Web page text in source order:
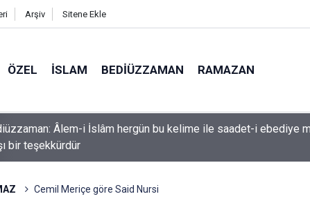
Arşiv Sitene Ekle
ÖZEL İSLAM BEDIÜZZAMAN RAMAZAN
etme ki, Allah da senden ihsanını kesmesin
Cemil Meriçe göre Said Nursi